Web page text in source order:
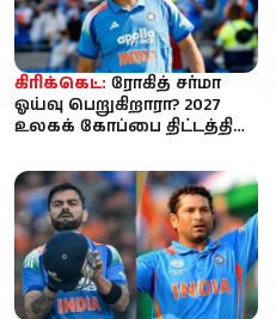
கிரிக்கெட்: ரோகித் சர்மா
ஓய்வு பெறுகிறாரா? 2027
உலகக் கோப்பை திட்டத்தில்
தகவலால்...